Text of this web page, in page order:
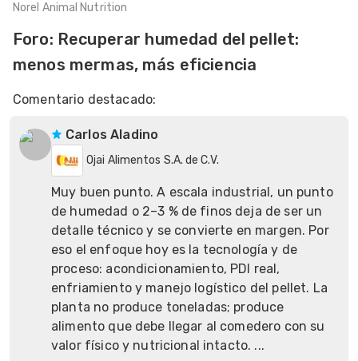
Norel Animal Nutrition
Foro: Recuperar humedad del pellet:
menos mermas, más eficiencia
Comentario destacado:
Carlos Aladino
Ojai Alimentos S.A. de C.V.
Muy buen punto. A escala industrial, un punto
de humedad o 2–3 % de finos deja de ser un
detalle técnico y se convierte en margen. Por
eso el enfoque hoy es la tecnología y de
proceso: acondicionamiento, PDI real,
enfriamiento y manejo logístico del pellet. La
planta no produce toneladas; produce
alimento que debe llegar al comedero con su
valor físico y nutricional intacto. ...